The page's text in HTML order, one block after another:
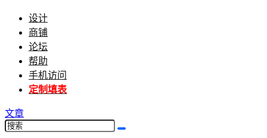
设计
商铺
论坛
帮助
手机访问
定制填表
文章